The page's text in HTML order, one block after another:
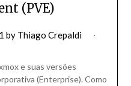
(PVE)
by Thiago Crepaldi
e suas versões
(Enterprise). Como